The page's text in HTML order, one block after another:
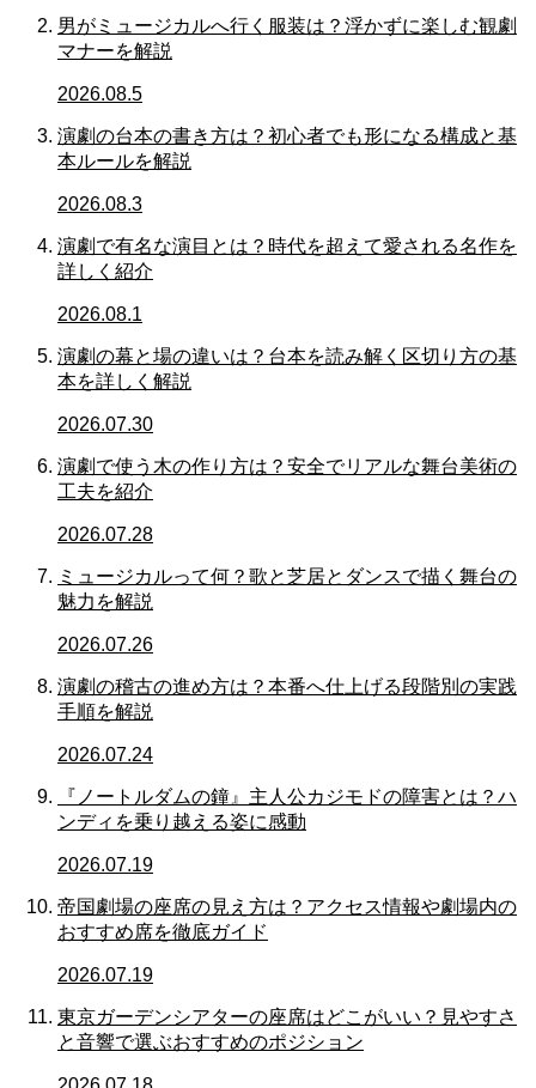
男がミュージカルへ行く服装は？浮かずに楽しむ観劇
マナーを解説
2026.08.5
演劇の台本の書き方は？初心者でも形になる構成と基
本ルールを解説
2026.08.3
演劇で有名な演目とは？時代を超えて愛される名作を
詳しく紹介
2026.08.1
演劇の幕と場の違いは？台本を読み解く区切り方の基
本を詳しく解説
2026.07.30
演劇で使う木の作り方は？安全でリアルな舞台美術の
工夫を紹介
2026.07.28
ミュージカルって何？歌と芝居とダンスで描く舞台の
魅力を解説
2026.07.26
演劇の稽古の進め方は？本番へ仕上げる段階別の実践
手順を解説
2026.07.24
『ノートルダムの鐘』主人公カジモドの障害とは？ハ
ンディを乗り越える姿に感動
2026.07.19
帝国劇場の座席の見え方は？アクセス情報や劇場内の
おすすめ席を徹底ガイド
2026.07.19
東京ガーデンシアターの座席はどこがいい？見やすさ
と音響で選ぶおすすめのポジション